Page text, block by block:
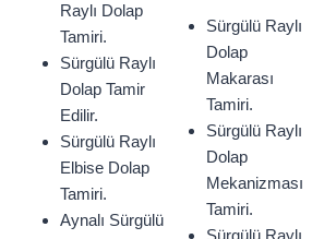
Raylı Dolap
Tamiri.
Sürgülü Raylı
Dolap Tamir
Edilir.
Sürgülü Raylı
Elbise Dolap
Tamiri.
Aynalı Sürgülü
Sürgülü Raylı
Dolap
Makarası
Tamiri.
Sürgülü Raylı
Dolap
Mekanizması
Tamiri.